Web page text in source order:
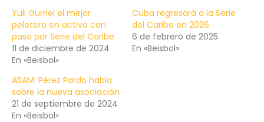
Yuli Gurriel el mejor
pelotero en activo con
paso por Serie del Caribe
11 de diciembre de 2024
En «Beisbol»
Cuba regresará a la Serie
del Caribe en 2026
6 de febrero de 2025
En «Beisbol»
ABAM: Pérez Pardo habla
sobre la nueva asociación
21 de septiembre de 2024
En «Beisbol»